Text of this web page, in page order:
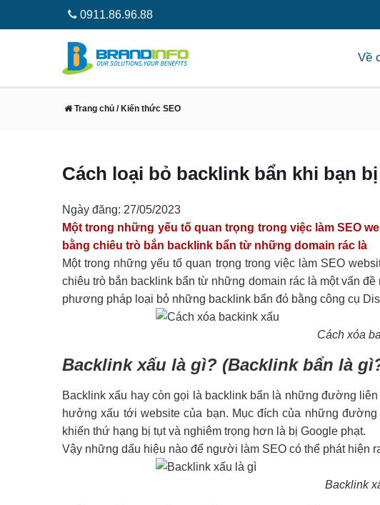
0911.86.96.88
Về
Trang chủ / Kiến thức SEO
Cách loại bỏ backlink bẩn khi bạn
Ngày đăng: 27/05/2023
Một trong những yếu tố quan trọng trong việc làm SEO
bằng chiêu trò bắn backlink bẩn từ những domain rác là
Một trong những yếu tố quan trọng trong việc làm SEO
chiêu trò bắn backlink bẩn từ những domain rác là một vấn
phương pháp loại bỏ những backlink bẩn đó bằng công cụ
Cách xóa
Backlink xấu là gì? (Backlink bẩn là
Backlink xấu hay còn gọi là backlink bẩn là những đường
hưởng xấu tới website của bạn. Mục đích của những
khiến thứ hạng bị tụt và nghiêm trọng hơn là bị Google phạt.
Vậy những dấu hiệu nào để người làm SEO có thể phát hiện
Backlink